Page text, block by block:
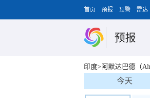
首页 预报 预警 雷达
预报
印度>阿默达巴德（
今天